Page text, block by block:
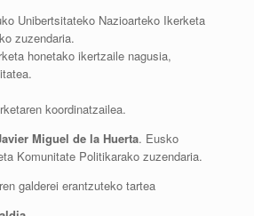
Unibertsitateko Nazioarteko Ikerketa
zuzendaria.
honetako ikertzaile nagusia,
koordinatzailea.
Miguel de la Huerta. Eusko
Komunitate Politikarako zuzendaria.
galderei erantzuteko tartea